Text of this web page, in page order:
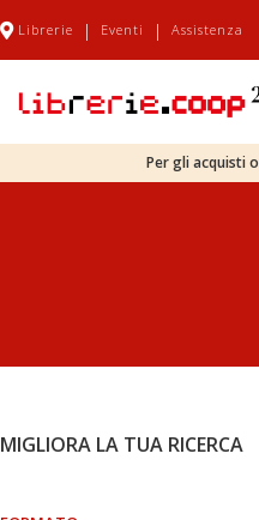
Librerie | Eventi | Assistenza
Per gli acquisti
MIGLIORA LA TUA RICERCA